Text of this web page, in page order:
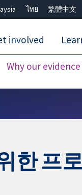
ไทย 繁體中文
Why our
involved
한 프